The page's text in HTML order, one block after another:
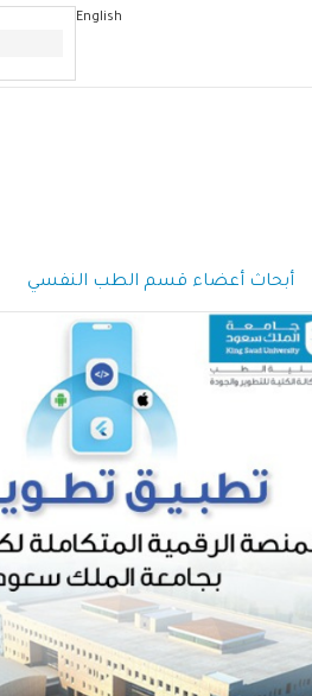
English
أبحاث أعضاء قسم الطب النفسي